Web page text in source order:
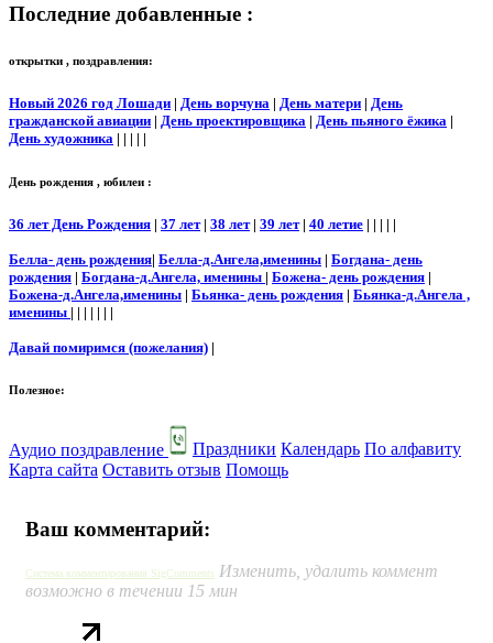
Последние добавленные :
открытки , поздравления:
Новый 2026 год Лошади | День ворчуна | День матери | День
гражданской авиации | День проектировщика | День пьяного ёжика |
День художника | | | | |
День рождения , юбилеи :
36 лет День Рождения | 37 лет| 38 лет| 39 лет| 40 летие | | | | |
Белла- день рождения| Белла-д.Ангела,именины | Богдана- день
рождения | Богдана-д.Ангела, именины | Божена- день рождения |
Божена-д.Ангела,именины | Бьянка- день рождения | Бьянка-д.Ангела ,
именины | | | | | | |
Давай помиримся (пожелания) |
Полезное:
Аудио поздравление Праздники Календарь По алфавиту
Карта сайта Оставить отзыв Помощь
Ваш комментарий:
Система комментирования SigComments Изменить, удалить коммент
возможно в течении 15 мин